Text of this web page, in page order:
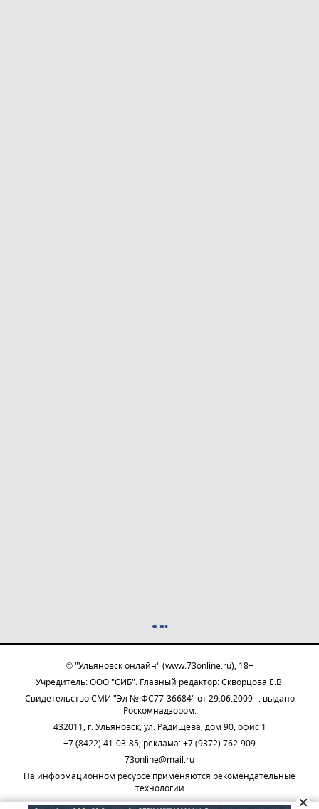
© "Ульяновск онлайн" (www.73online.ru), 18+
Учредитель: ООО "СИБ". Главный редактор: Скворцова Е.В.
Свидетельство СМИ "Эл № ФС77-36684" от 29.06.2009 г. выдано
Роскомнадзором.
432011, г. Ульяновск, ул. Радищева, дом 90, офис 1
+7 (8422) 41-03-85, реклама: +7 (9372) 762-909
73online@mail.ru
На информационном ресурсе применяются рекомендательные
технологии